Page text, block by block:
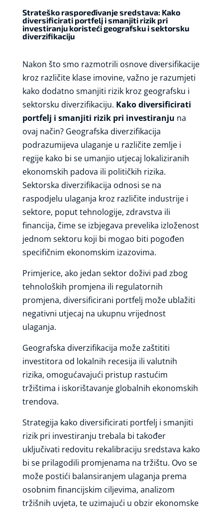
Strateško raspoređivanje sredstava: Kako
diversificirati portfelj i smanjiti rizik pri
investiranju koristeći geografsku i sektorsku
diverzifikaciju
Nakon što smo razmotrili osnove diversifikacije
kroz različite klase imovine, važno je razumjeti
kako dodatno smanjiti rizik kroz geografsku i
sektorsku diverzifikaciju. Kako diversificirati
portfelj i smanjiti rizik pri investiranju na
ovaj način? Geografska diverzifikacija
podrazumijeva ulaganje u različite zemlje i
regije kako bi se umanjio utjecaj lokaliziranih
ekonomskih padova ili političkih rizika.
Sektorska diverzifikacija odnosi se na
raspodjelu ulaganja kroz različite industrije i
sektore, poput tehnologije, zdravstva ili
financija, čime se izbjegava prevelika izloženost
jednom sektoru koji bi mogao biti pogođen
specifičnim ekonomskim izazovima.
Primjerice, ako jedan sektor doživi pad zbog
tehnoloških promjena ili regulatornih
promjena, diversificirani portfelj može ublažiti
negativni utjecaj na ukupnu vrijednost
ulaganja.
Geografska diverzifikacija može zaštititi
investitora od lokalnih recesija ili valutnih
rizika, omogućavajući pristup rastućim
tržištima i iskorištavanje globalnih ekonomskih
trendova.
Strategija kako diversificirati portfelj i smanjiti
rizik pri investiranju trebala bi također
uključivati redovitu rekalibraciju sredstava kako
bi se prilagodili promjenama na tržištu. Ovo se
može postići balansiranjem ulaganja prema
osobnim financijskim ciljevima, analizom
tržišnih uvjeta, te uzimajući u obzir ekonomske